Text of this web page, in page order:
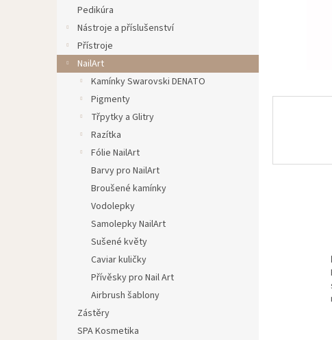
Pedikúra
Nástroje a příslušenství
Přístroje
NailArt
Kamínky Swarovski DENATO
Pigmenty
Třpytky a Glitry
Razítka
Fólie NailArt
Barvy pro NailArt
Broušené kamínky
Vodolepky
Samolepky NailArt
Sušené květy
Caviar kuličky
Přívěsky pro Nail Art
Airbrush šablony
Zástěry
SPA Kosmetika